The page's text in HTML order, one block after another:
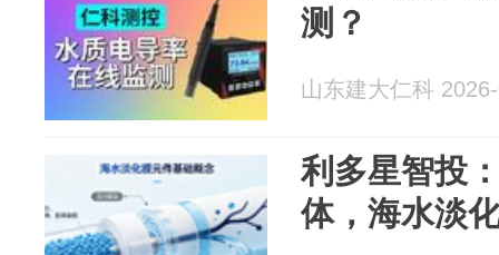
测？
山东建大仁科
利多星智投
体，海水淡